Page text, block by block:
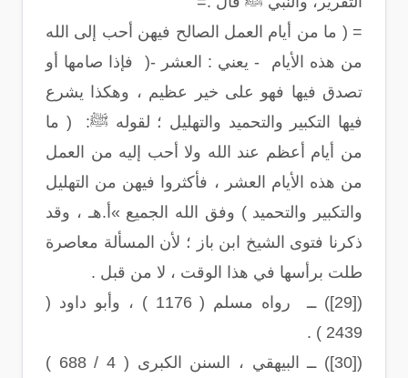
= ( ما من أيام العمل الصالح فيهن أحب إلى الله
من هذه الأيام - يعني : العشر -( فإذا صامها أو
تصدق فيها فهو على خير عظيم ، وهكذا يشرع
فيها التكبير والتحميد والتهليل ؛ لقوله ﷺ: ( ما
من أيام أعظم عند الله ولا أحب إليه من العمل
من هذه الأيام العشر ، فأكثروا فيهن من التهليل
والتكبير والتحميد ) وفق الله الجميع »أ.هـ ، وقد
ذكرنا فتوى الشيخ ابن باز ؛ لأن المسألة معاصرة
طلت برأسها في هذا الوقت ، لا من قبل .
([29]) ــ رواه مسلم ( 1176 ) ، وأبو داود (
2439 ) .
([30]) ــ البيهقي ، السنن الكبرى ( 4 / 688 )